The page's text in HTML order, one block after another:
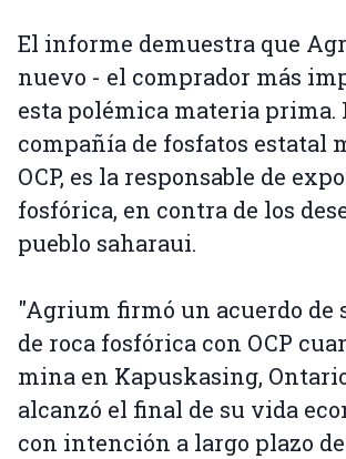
El informe demuestra que
nuevo - el comprador más
esta polémica materia prima.
compañía de fosfatos estatal
OCP, es la responsable de
fosfórica, en contra de los
pueblo saharaui.
"Agrium firmó un acuerdo de
de roca fosfórica con OCP
mina en Kapuskasing,
alcanzó el final de su vida
con intención a largo plazo